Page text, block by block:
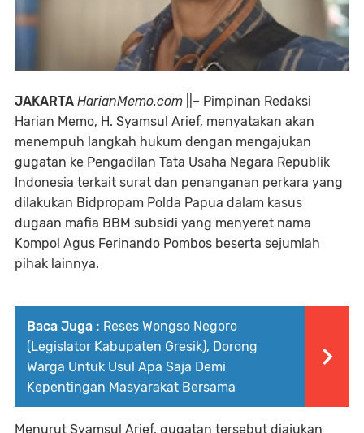
JAKARTA HarianMemo.com ||– Pimpinan Redaksi
Harian Memo, H. Syamsul Arief, menyatakan akan
menempuh langkah hukum dengan mengajukan
gugatan ke Pengadilan Tata Usaha Negara Republik
Indonesia terkait surat dan penanganan perkara yang
dilakukan Bidpropam Polda Papua dalam kasus
dugaan mafia BBM subsidi yang menyeret nama
Kompol Agus Ferinando Pombos beserta sejumlah
pihak lainnya.
Baca Juga : Reses Wongso Negoro
(Legislator Kabupaten Gresik), Dorong
Warga Untuk Usul Apa Saja Demi
Kepentingan Masyarakat Bersama
Menurut Syamsul Arief, gugatan tersebut diajukan